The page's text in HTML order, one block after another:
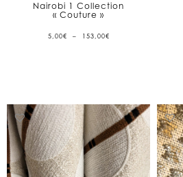
Nairobi 1 Collection
« Couture »
5,00€ – 153,00€PLAGE
DE